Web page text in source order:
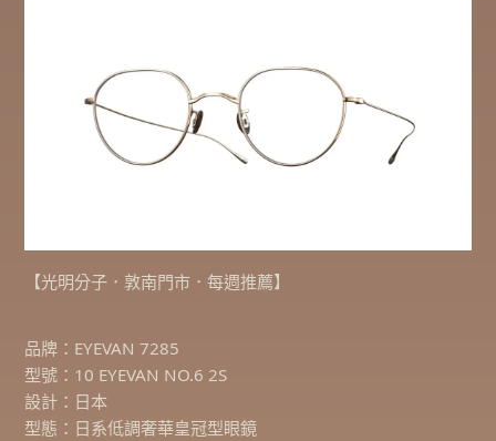
【光明分子．敦南門市．每週推薦】
品牌：EYEVAN 7285
型號：10 EYEVAN NO.6 2S
設計：日本
型態：日系低調奢華皇冠型眼鏡